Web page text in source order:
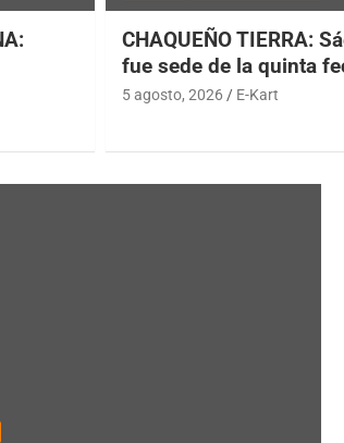
CHAQUEÑO TIERRA:
fue sede de la quinta
5 agosto, 2026 E-Kart